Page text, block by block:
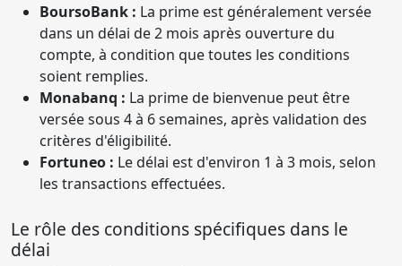
BoursoBank : La prime est généralement versée
dans un délai de 2 mois après ouverture du
compte, à condition que toutes les conditions
soient remplies.
Monabanq : La prime de bienvenue peut être
versée sous 4 à 6 semaines, après validation des
critères d'éligibilité.
Fortuneo : Le délai est d'environ 1 à 3 mois, selon
les transactions effectuées.
Le rôle des conditions spécifiques dans le
délai